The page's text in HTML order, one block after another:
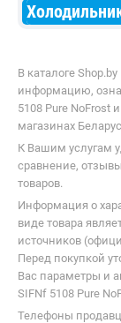
В каталоге
информацию,
5108 Pure NoFrost
магазинах
К Вашим услугам
сравнение,
товаров.
Информация о
виде товара
источников
Перед покупкой
Вас параметры и
SIFNf 5108 Pure
Телефоны